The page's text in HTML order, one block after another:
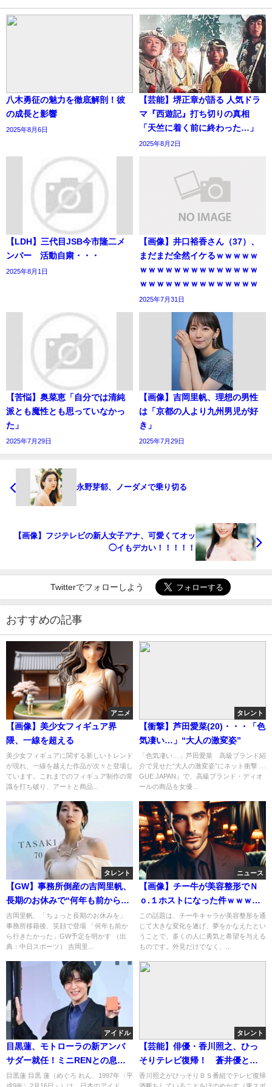
八木勇征の魅力を徹底解剖！彼
の成長と影響
2025年8月6日
【芸能】堺正章が語る 人気ドラ
マ『西遊記』打ち切りの真相
「天竺に着く前に終わった…」
2025年8月2日
【LDH】三代目JSB今市隆二メ
ンバー 活動自粛・・・
2025年8月1日
【画像】井口裕香さん（37）、
まだまだ全然イケるｗｗｗｗｗ
ｗｗｗｗｗｗｗｗｗｗｗｗｗｗ
ｗｗｗｗｗｗｗｗｗｗｗｗｗｗ
2025年7月31日
【苦悩】奥菜恵「自分では清純
派とも魔性とも思っていなかっ
た」
2025年7月29日
【画像】吉岡里帆、理想の男性
は「京都の人より九州男児が好
き」
2025年7月29日
永野芽郁、ノーダメで乗り切る
【画像】フジテレビの新人女子アナ、可愛くてオッ
◯イもデカい！！！！！
Twitterでフォローしよう
おすすめの記事
アニメ
【画像】美少女フィギュア界
隈、一線を超える
美少女フィギュアに関する新しいトレンド
が現れ、一線を越えた作品が次々と登場し
ています。これまでのフィギュア制作の常
識を打ち破り、アートと商品...
タレント
【衝撃】芦田愛菜(20)・・・「色
気凄い…」“大人の激変姿”
「色気凄い…」芦田愛菜 高級ブランド紹
介で見せた“大人の激変姿”にネット衝撃 …
GUE JAPAN』で、高級ブランド・ディオ
ールの商品を女優...
タレント
【GW】事務所倒産の吉岡里帆、
長期のお休みで“何年も前から行
きたかった場所へ・・・
吉岡里帆、「ちょっと長期のお休みを」
事務所移籍後、笑顔で登場 「何年も前か
ら行きたかった」GW予定を明かす （出
典：中日スポーツ） 吉岡里...
ニュース
【画像】チー牛が美容整形でＮ
ｏ.１ホストになった件ｗｗｗｗ
ｗｗｗｗｗｗｗｗｗｗｗ
この話題は、チー牛キャラが美容整形を通
じて大きな変化を遂げ、夢をかなえたとい
うことで、多くの人に勇気と希望を与える
ものです。外見だけでなく、...
アイドル
目黒蓮、モトローラの新アンバ
サダー就任！ミニRENとの息の
合った共演とは？
目黒蓮 目黒 蓮（めぐろ れん、1997年〈平
タレント
【芸能】俳優・香川照之、ひっ
そりテレビ復帰！ 蒼井優と…
香川照之がひっそりＢＳ番組でテレビ復帰